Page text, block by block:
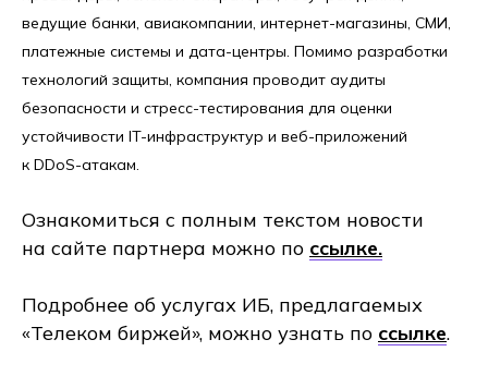
ведущие банки, авиакомпании, интернет-магазины, СМИ,
платежные системы и дата-центры. Помимо разработки
технологий защиты, компания проводит аудиты
безопасности и стресс-тестирования для оценки
устойчивости IT-инфраструктур и веб-приложений
к DDoS-атакам.
Ознакомиться с полным текстом новости
на сайте партнера можно по ссылке.
Подробнее об услугах ИБ, предлагаемых
«Телеком биржей», можно узнать по ссылке.